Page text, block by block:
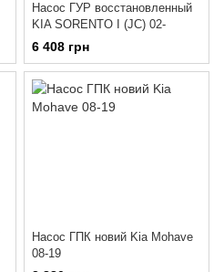
Насос ГУР восстановленный
KIA SORENTO I (JC) 02-
6 408 грн
Насос ГПК новий Kia Mohave
08-19